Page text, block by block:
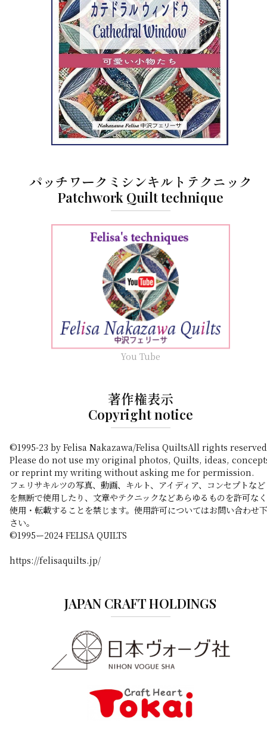
パッチワークミシンキルトテクニック
Patchwork Quilt technique
You Tube
著作権表示
Copyright notice
©1995-23 by Felisa Nakazawa/Felisa QuiltsAll rights
Please do not use my original photos, Quilts, ideas,
or reprint my writing without asking me for permission.
フェリサキルツの写真、動画、キルト、アイディア、コンセプトなど
を無断で使用したり、文章やテクニックなどあらゆるものを許可なく
使用・転載することを禁じます。使用許可についてはお問い合わせ下
さい。
©️1995ー2024 FELISA QUILTS
https://felisaquilts.jp/
JAPAN CRAFT HOLDINGS